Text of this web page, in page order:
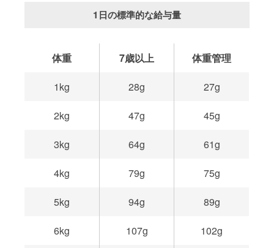
1日の標準的な給与量
体重 7歳以上 体重管理
1kg 28g 27g
2kg 47g 45g
3kg 64g 61g
4kg 79g 75g
5kg 94g 89g
6kg 107g 102g